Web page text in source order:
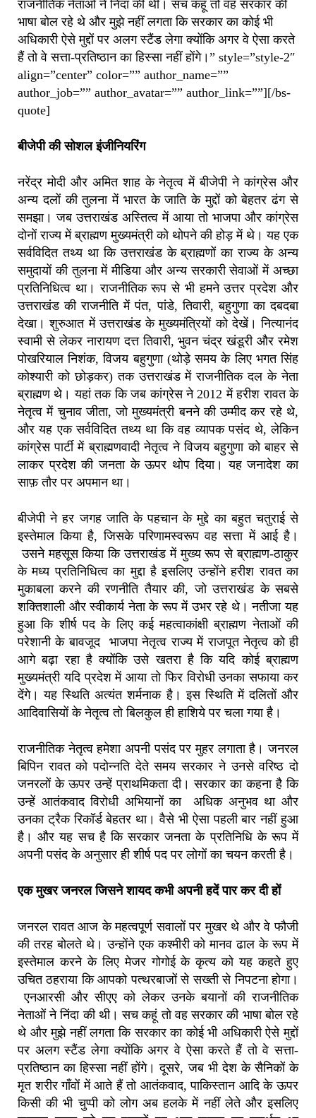
राजनीतिक नेताओं ने निंदा की थी। सच कहूं तो वह सरकार की
भाषा बोल रहे थे और मुझे नहीं लगता कि सरकार का कोई भी
अधिकारी ऐसे मुद्दों पर अलग स्टैंड लेगा क्योंकि अगर वे ऐसा करते
हैं तो वे सत्ता-प्रतिष्ठान का हिस्सा नहीं होंगे।” style=”style-2″
align=”center” color=”” author_name=””
author_job=”” author_avatar=”” author_link=””][/bs-
quote]
बीजेपी की सोशल इंजीनियरिंग
नरेंद्र मोदी और अमित शाह के नेतृत्व में बीजेपी ने कांग्रेस और
अन्य दलों की तुलना में भारत के जाति के मुद्दों को बेहतर ढंग से
समझा। जब उत्तराखंड अस्तित्व में आया तो भाजपा और कांग्रेस
दोनों राज्य में ब्राह्मण मुख्यमंत्री को थोपने की होड़ में थे। यह एक
सर्वविदित तथ्य था कि उत्तराखंड के ब्राह्मणों का राज्य के अन्य
समुदायों की तुलना में मीडिया और अन्य सरकारी सेवाओं में अच्छा
प्रतिनिधित्व था। राजनीतिक रूप से भी हमने उत्तर प्रदेश और
उत्तराखंड की राजनीति में पंत,पांडे,तिवारी,बहुगुणा का दबदबा
देखा। शुरुआत में उत्तराखंड के मुख्यमंत्रियों को देखें। नित्यानंद
स्वामी से लेकर नारायण दत्त तिवारी,भुवन चंद्र खंडूरी और रमेश
पोखरियाल निशंक,विजय बहुगुणा (थोड़े समय के लिए भगत सिंह
कोश्यारी को छोड़कर) तक उत्तराखंड में राजनीतिक दल के नेता
ब्राह्मण थे। यहां तककि जब कांग्रेस ने 2012 में हरीश रावत के
नेतृत्व में चुनाव जीता,जो मुख्यमंत्री बनने की उम्मीद कर रहे थे,
और यह एक सर्वविदित तथ्य था कि वह व्यापक पसंद थे,लेकिन
कांग्रेस पार्टी में ब्राह्मणवादी नेतृत्व ने विजय बहुगुणा को बाहर से
लाकर प्रदेश की जनता के ऊपर थोप दिया। यह जनादेश का
साफ़ तौर पर अपमान था।
बीजेपी ने हर जगह जाति के पहचान के मुद्दे का बहुत चतुराई से
इस्तेमाल किया है,जिसके परिणामस्वरूप वह सत्ता में आई है।
उसने महसूस किया कि उत्तराखंड में मुख्य रूप से ब्राह्मण-ठाकुर
के मध्य प्रतिनिधित्व का मुद्दा है इसलिए उन्होंने हरीश रावत का
मुकाबला करने की रणनीति तैयार की,जो उत्तराखंड के सबसे
शक्तिशाली और स्वीकार्य नेता के रूप में उभर रहे थे। नतीजा यह
हुआ कि शीर्ष पद के लिए कई महत्वाकांक्षी ब्राह्मण नेताओं की
परेशानी के बावजूद भाजपा नेतृत्व राज्य में राजपूत नेतृत्व को ही
आगे बढ़ा रहा है क्योंकि उसे खतरा है कि यदि कोई ब्राह्मण
मुख्यमंत्री यदि प्रदेश में आया तो फिर विरोधी उनका सफाया कर
देंगे। यह स्थिति अत्यंत शर्मनाक है। इस स्थिति में दलितों और
आदिवासियों के नेतृत्व तो बिलकुल ही हाशिये पर चला गया है।
राजनीतिक नेतृत्व हमेशा अपनी पसंद पर मुहर लगाता है। जनरल
बिपिन रावत को पदोन्नति देते समय सरकार ने उनसे वरिष्ठ दो
जनरलों के ऊपर उन्हें प्राथमिकता दी। सरकार का कहना है कि
उन्हें आतंकवाद विरोधी अभियानों का अधिक अनुभव था और
उनका ट्रैक रिकॉर्ड बेहतर था। वैसे भी ऐसा पहली बार नहीं हुआ
है। और यह सच है कि सरकार जनता के प्रतिनिधि के रूप में
अपनी पसंद के अनुसार ही शीर्ष पद पर लोगों का चयन करती है।
एक मुखर जनरल जिसने शायद कभी अपनी हदें पार कर दी हों
जनरल रावत आज के महत्वपूर्ण सवालों पर मुखर थे और वे फौजी
की तरह बोलते थे। उन्होंने एक कश्मीरी को मानव ढाल के रूप में
इस्तेमाल करने के लिए मेजर गोगोई के कृत्य को यह कहते हुए
उचित ठहराया कि आपको पत्थरबाजों से सख्ती से निपटना होगा।
एनआरसी और सीएए को लेकर उनके बयानों की राजनीतिक
नेताओं ने निंदा की थी। सच कहूं तो वह सरकार की भाषा बोल रहे
थे और मुझे नहीं लगता कि सरकार का कोई भी अधिकारी ऐसे मुद्दों
पर अलग स्टैंड लेगा क्योंकि अगर वे ऐसा करते हैं तो वे सत्ता-
प्रतिष्ठान का हिस्सा नहीं होंगे। दूसरे, जब भी देश के सैनिकों के
मृत शरीर गाँवों में आते हैं तो आतंकवाद, पाकिस्तान आदि के ऊपर
किसी की भी चुप्पी को लोग अब हलके में नहीं लेते और इसलिए